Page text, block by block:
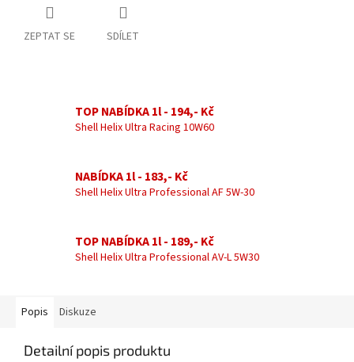
ZEPTAT SE SDÍLET
TOP NABÍDKA 1l - 194,- Kč
Shell Helix Ultra Racing 10W60
NABÍDKA 1l - 183,- Kč
Shell Helix Ultra Professional AF 5W-30
TOP NABÍDKA 1l - 189,- Kč
Shell Helix Ultra Professional AV-L 5W30
Popis Diskuze
Detailní popis produktu